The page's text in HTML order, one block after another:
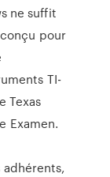
ne suffit
pour
TI-
Texas
Examen.